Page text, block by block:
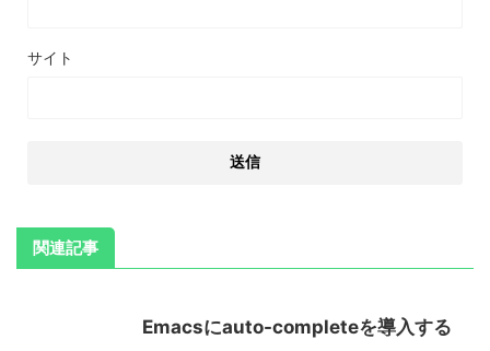
サイト
関連記事
Emacsにauto-completeを導入する